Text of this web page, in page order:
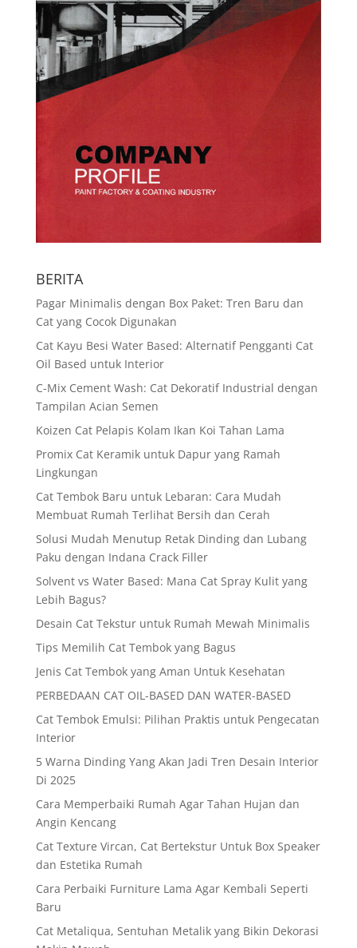
BERITA
Pagar Minimalis dengan Box Paket: Tren Baru dan
Cat yang Cocok Digunakan
Cat Kayu Besi Water Based: Alternatif Pengganti Cat
Oil Based untuk Interior
C-Mix Cement Wash: Cat Dekoratif Industrial dengan
Tampilan Acian Semen
Koizen Cat Pelapis Kolam Ikan Koi Tahan Lama
Promix Cat Keramik untuk Dapur yang Ramah
Lingkungan
Cat Tembok Baru untuk Lebaran: Cara Mudah
Membuat Rumah Terlihat Bersih dan Cerah
Solusi Mudah Menutup Retak Dinding dan Lubang
Paku dengan Indana Crack Filler
Solvent vs Water Based: Mana Cat Spray Kulit yang
Lebih Bagus?
Desain Cat Tekstur untuk Rumah Mewah Minimalis
Tips Memilih Cat Tembok yang Bagus
Jenis Cat Tembok yang Aman Untuk Kesehatan
PERBEDAAN CAT OIL-BASED DAN WATER-BASED
Cat Tembok Emulsi: Pilihan Praktis untuk Pengecatan
Interior
5 Warna Dinding Yang Akan Jadi Tren Desain Interior
Di 2025
Cara Memperbaiki Rumah Agar Tahan Hujan dan
Angin Kencang
Cat Texture Vircan, Cat Bertekstur Untuk Box Speaker
dan Estetika Rumah
Cara Perbaiki Furniture Lama Agar Kembali Seperti
Baru
Cat Metaliqua, Sentuhan Metalik yang Bikin Dekorasi